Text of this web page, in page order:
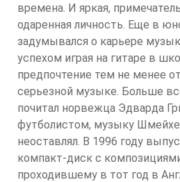
времена. И яркая,
одаренная личность. Еще в
задумывался о карьере
успехом играя на гитаре в
предпочтение тем не менее
серьезной музыке. Больше
почитал норвежца Эдварда
футболистом, музыку
неоставлял. В 1996 году
компакт-диск с
проходившему в тот год в